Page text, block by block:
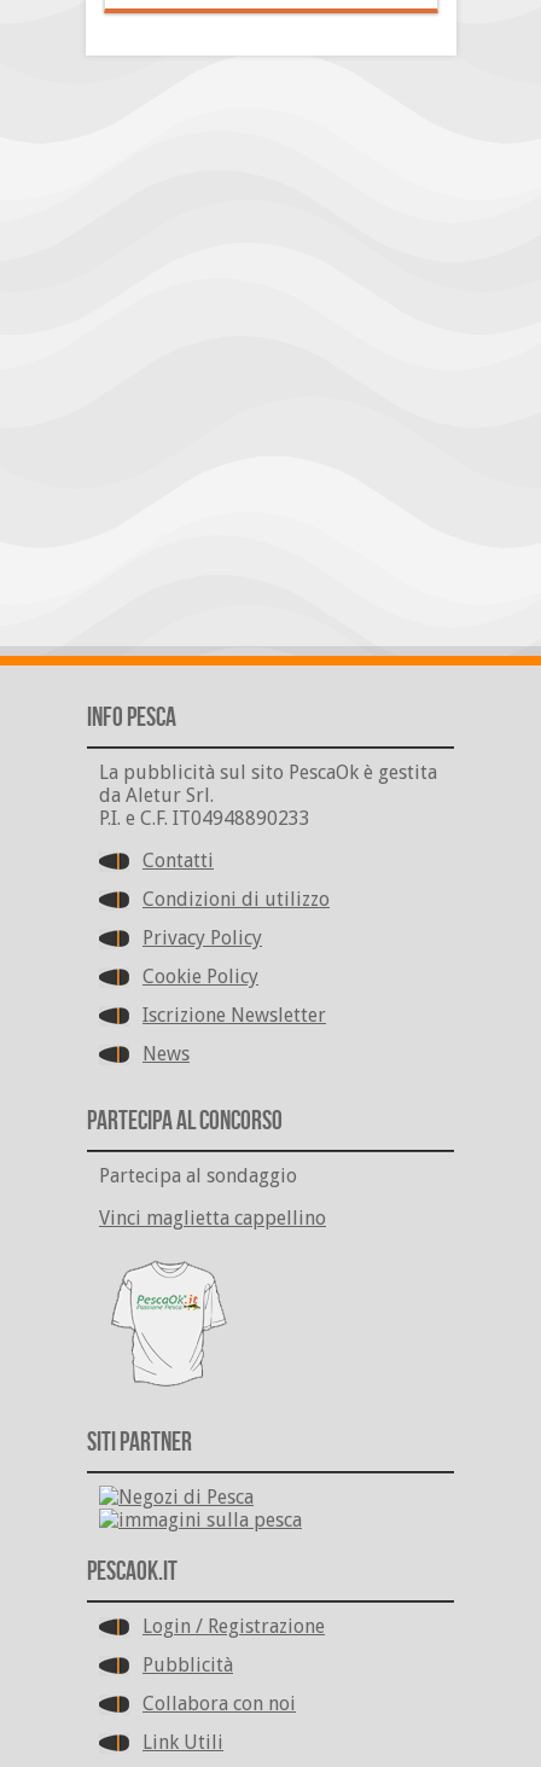
Info Pesca
La pubblicità sul sito PescaOk è gestita
da Aletur Srl.
P.I. e C.F. IT04948890233
Contatti
Condizioni di utilizzo
Privacy Policy
Cookie Policy
Iscrizione Newsletter
News
Partecipa al Concorso
Partecipa al sondaggio
Vinci maglietta cappellino
Siti Partner
PescaOk.it
Login / Registrazione
Pubblicità
Collabora con noi
Link Utili